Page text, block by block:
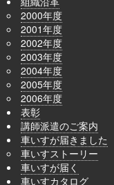
2000年度
2001年度
2002年度
2003年度
2004年度
2005年度
2006年度
表彰
講師派遣のご案内
車いすが届きました
車いすストーリー
車いすが届く
車いすカタログ